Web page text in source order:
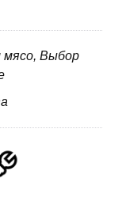
мясо, Выбор